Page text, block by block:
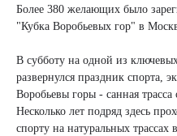
Более 380 желающих было
"Кубка Воробьевых гор" в
В субботу на одной из
развернулся праздник спорта,
Воробьевы горы - санная
Несколько лет подряд здесь
спорту на натуральных